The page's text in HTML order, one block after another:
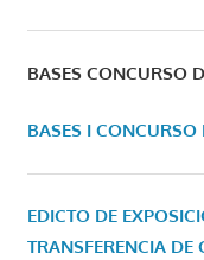
BASES CONCURSO
BASES I CONCURSO
EDICTO DE
TRANSFERENCIA